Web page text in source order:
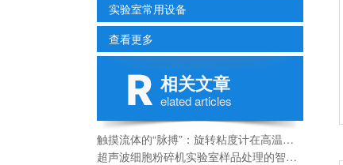
实验室常用设备
查看更多
相关文章
elated articles
触摸流体的“脉搏”：旋转粘度计在高温熔融材料中的应用
超声波细胞粉碎机实验室样品处理的智能化设备